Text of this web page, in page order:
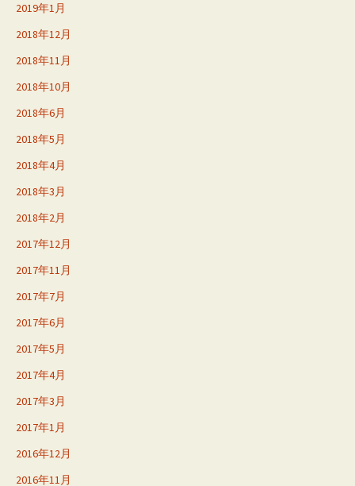
2019年1月
2018年12月
2018年11月
2018年10月
2018年6月
2018年5月
2018年4月
2018年3月
2018年2月
2017年12月
2017年11月
2017年7月
2017年6月
2017年5月
2017年4月
2017年3月
2017年1月
2016年12月
2016年11月